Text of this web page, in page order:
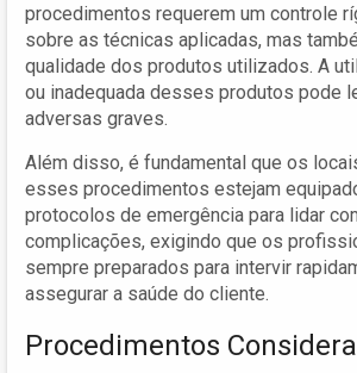
procedimentos requerem um controle
sobre as técnicas aplicadas, mas
qualidade dos produtos utilizados. A
ou inadequada desses produtos pode
adversas graves.
Além disso, é fundamental que os
esses procedimentos estejam
protocolos de emergência para lidar
complicações, exigindo que os
sempre preparados para intervir
assegurar a saúde do cliente.
Procedimentos